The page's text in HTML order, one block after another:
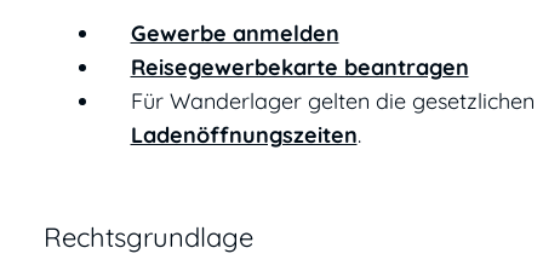
Gewerbe anmelden
Reisegewerbekarte beantragen
Für Wanderlager gelten die gesetzlichen
Ladenöffnungszeiten.
Rechtsgrundlage